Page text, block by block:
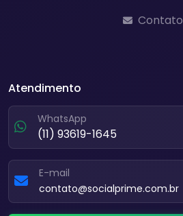
Contato
Atendimento
WhatsApp
(11) 93619-1645
E-mail
contato@socialprime.com.br